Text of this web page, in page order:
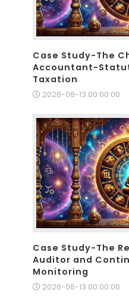
Case Study-The
Accountant-
Taxation
2026-06-13 00:00:00
Case Study-The
Auditor and
Monitoring
2026-06-13 00:00:00